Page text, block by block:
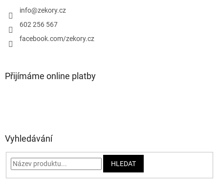
info@zekory.cz
602 256 567
facebook.com/zekory.cz
Přijímáme online platby
Vyhledávání
HLEDAT